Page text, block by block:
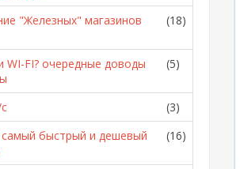
"Железных" магазинов
(18)
WI-FI? очередные доводы
(5)
(3)
быстрый и дешевый
(16)